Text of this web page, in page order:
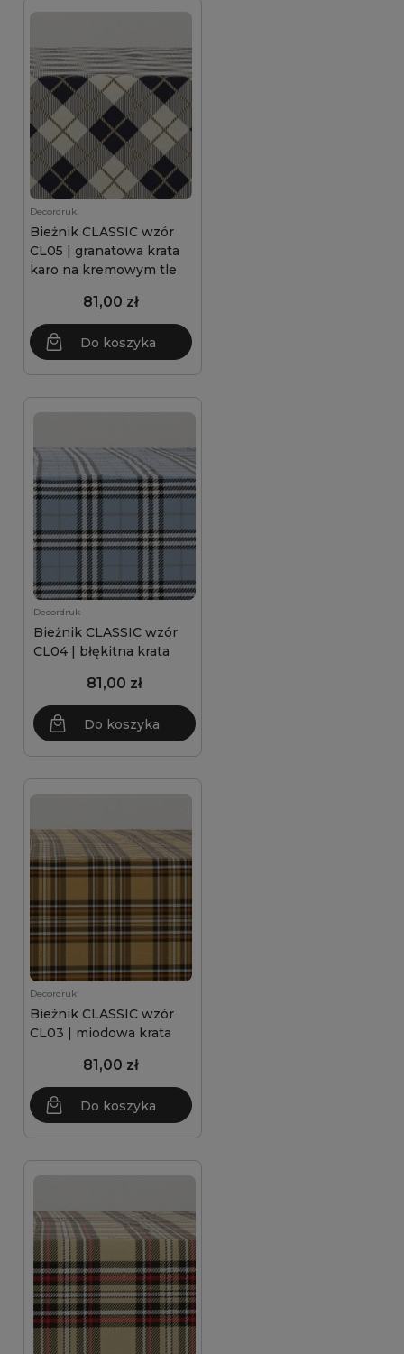
Decordruk
Bieżnik CLASSIC wzór
CL05 | granatowa krata
karo na kremowym tle
81,00 zł
Do koszyka
Decordruk
Bieżnik CLASSIC wzór
CL04 | błękitna krata
81,00 zł
Do koszyka
Decordruk
Bieżnik CLASSIC wzór
CL03 | miodowa krata
81,00 zł
Do koszyka